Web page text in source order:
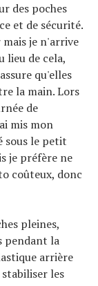
des poches
et de sécurité.
je n'arrive
lieu de cela,
qu'elles
la main. Lors
de
mis mon
sous le petit
je préfère ne
coûteux, donc
pleines,
pendant la
arrière
les